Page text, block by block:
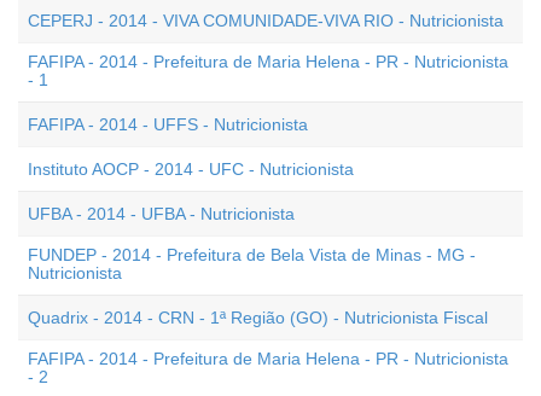
CEPERJ - 2014 - VIVA COMUNIDADE-VIVA RIO - Nutricionista
FAFIPA - 2014 - Prefeitura de Maria Helena - PR - Nutricionista
- 1
FAFIPA - 2014 - UFFS - Nutricionista
Instituto AOCP - 2014 - UFC - Nutricionista
UFBA - 2014 - UFBA - Nutricionista
FUNDEP - 2014 - Prefeitura de Bela Vista de Minas - MG -
Nutricionista
Quadrix - 2014 - CRN - 1ª Região (GO) - Nutricionista Fiscal
FAFIPA - 2014 - Prefeitura de Maria Helena - PR - Nutricionista
- 2